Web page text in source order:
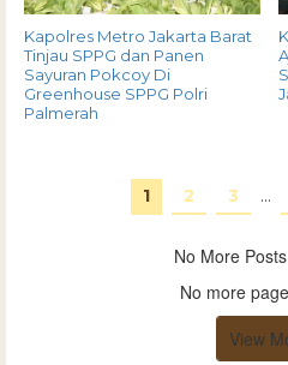
Kapolres Metro Jakarta Barat
Tinjau SPPG dan Panen
Sayuran Pokcoy Di
Greenhouse SPPG Polri
Palmerah
1 2 3 …
No More
No more
View